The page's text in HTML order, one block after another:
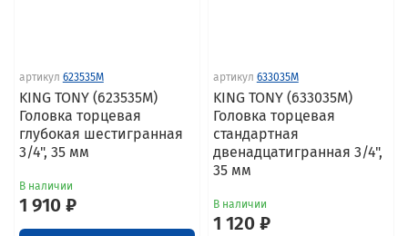
артикул 623535M
KING TONY (623535M)
Головка торцевая
глубокая шестигранная
3/4", 35 мм
В наличии
1 910 ₽
артикул 633035M
KING TONY (633035M)
Головка торцевая
стандартная
двенадцатигранная 3/4",
35 мм
В наличии
1 120 ₽